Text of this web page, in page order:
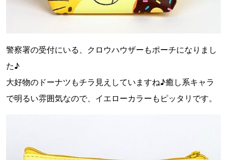
警察署の受付にいる、クロウハウザーもポーチになりまし
た♪
大好物のドーナツもチラ見えしていますね♪癒し系キャラ
で明るい雰囲気なので、イエローカラーもピッタリです。